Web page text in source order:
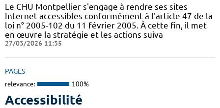
Le CHU Montpellier s'engage à rendre ses sites
Internet accessibles conformément à l'article 47 de la
loi n° 2005-102 du 11 février 2005. À cette fin, il met
en œuvre la stratégie et les actions suiva
27/03/2026 11:35
PAGES
relevance: 100%
Accessibilité